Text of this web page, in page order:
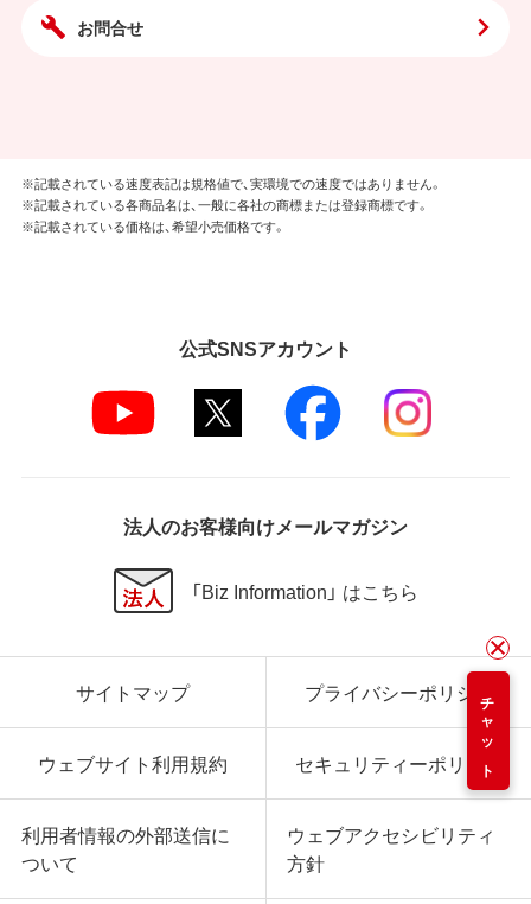
お問合せ
チャット
※記載されている速度表記は規格値で、実環境での速度ではありません。
※記載されている各商品名は、一般に各社の商標または登録商標です。
※記載されている価格は、希望小売価格です。
公式SNSアカウント
法人のお客様向けメールマガジン
「Biz Information」 はこちら
サイトマップ プライバシーポリシー
ウェブサイト利用規約 セキュリティーポリシー
利用者情報の外部送信に
ついて
ウェブアクセシビリティ
方針